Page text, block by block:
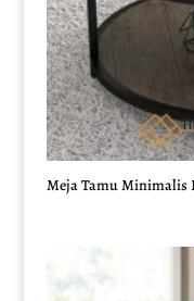
Meja Tamu Minimalis